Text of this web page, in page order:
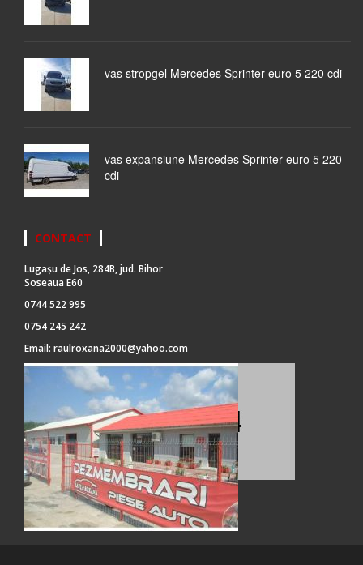
vas stropgel Mercedes Sprinter euro 5 220 cdi
vas expansiune Mercedes Sprinter euro 5 220
cdi
CONTACT
Lugașu de Jos, 284B, jud. Bihor
Soseaua E60
0744 522 995
0754 245 242
Email: raulroxana2000@yahoo.com